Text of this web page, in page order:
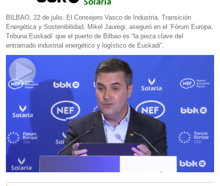
BILBAO, 22 de julio. El Consejero Vasco de Industria, Transición
Energética y Sostenibilidad, Mikel Jauregi, aseguró en el ‘Fórum Europa.
Tribuna Euskadi’ que el puerto de Bilbao es “la pieza clave del
entramado industrial energético y logístico de Euskadi”.